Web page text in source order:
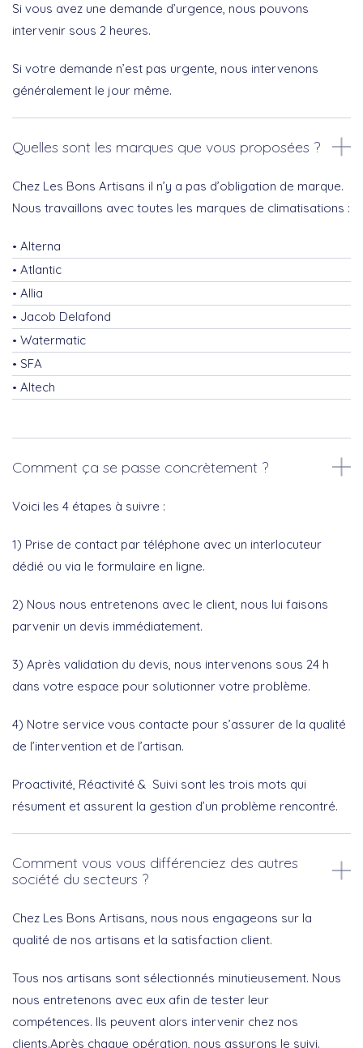
Si vous avez une demande d’urgence, nous pouvons
intervenir sous 2 heures.
Si votre demande n’est pas urgente, nous intervenons
généralement le jour même.
Quelles sont les marques que vous proposées ?
Chez Les Bons Artisans il n’y a pas d’obligation de marque.
Nous travaillons avec toutes les marques de climatisations :
Alterna
Atlantic
Allia
Jacob Delafond
Watermatic
SFA
Altech
Comment ça se passe concrètement ?
Voici les 4 étapes à suivre :
1) Prise de contact par téléphone avec un interlocuteur
dédié ou via le formulaire en ligne.
2) Nous nous entretenons avec le client, nous lui faisons
parvenir un devis immédiatement.
3) Après validation du devis, nous intervenons sous 24 h
dans votre espace pour solutionner votre problème.
4) Notre service vous contacte pour s’assurer de la qualité
de l’intervention et de l’artisan.
Proactivité, Réactivité & Suivi sont les trois mots qui
résument et assurent la gestion d’un problème rencontré.
Comment vous vous différenciez des autres
société du secteurs ?
Chez Les Bons Artisans, nous nous engageons sur la
qualité de nos artisans et la satisfaction client.
Tous nos artisans sont sélectionnés minutieusement. Nous
nous entretenons avec eux afin de tester leur
compétences. Ils peuvent alors intervenir chez nos
clients.Après chaque opération, nous assurons le suivi.